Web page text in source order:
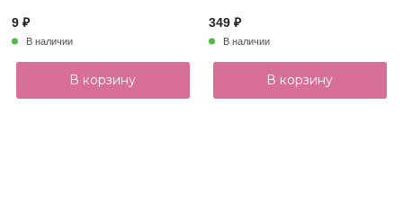
9 ₽
В наличии
В корзину
349 ₽
В наличии
В корзину